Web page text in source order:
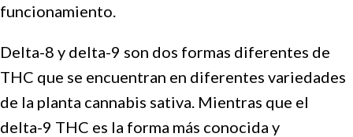
funcionamiento.
Delta-8 y delta-9 son dos formas diferentes de
THC que se encuentran en diferentes variedades
de la planta cannabis sativa. Mientras que el
delta-9 THC es la forma más conocida y